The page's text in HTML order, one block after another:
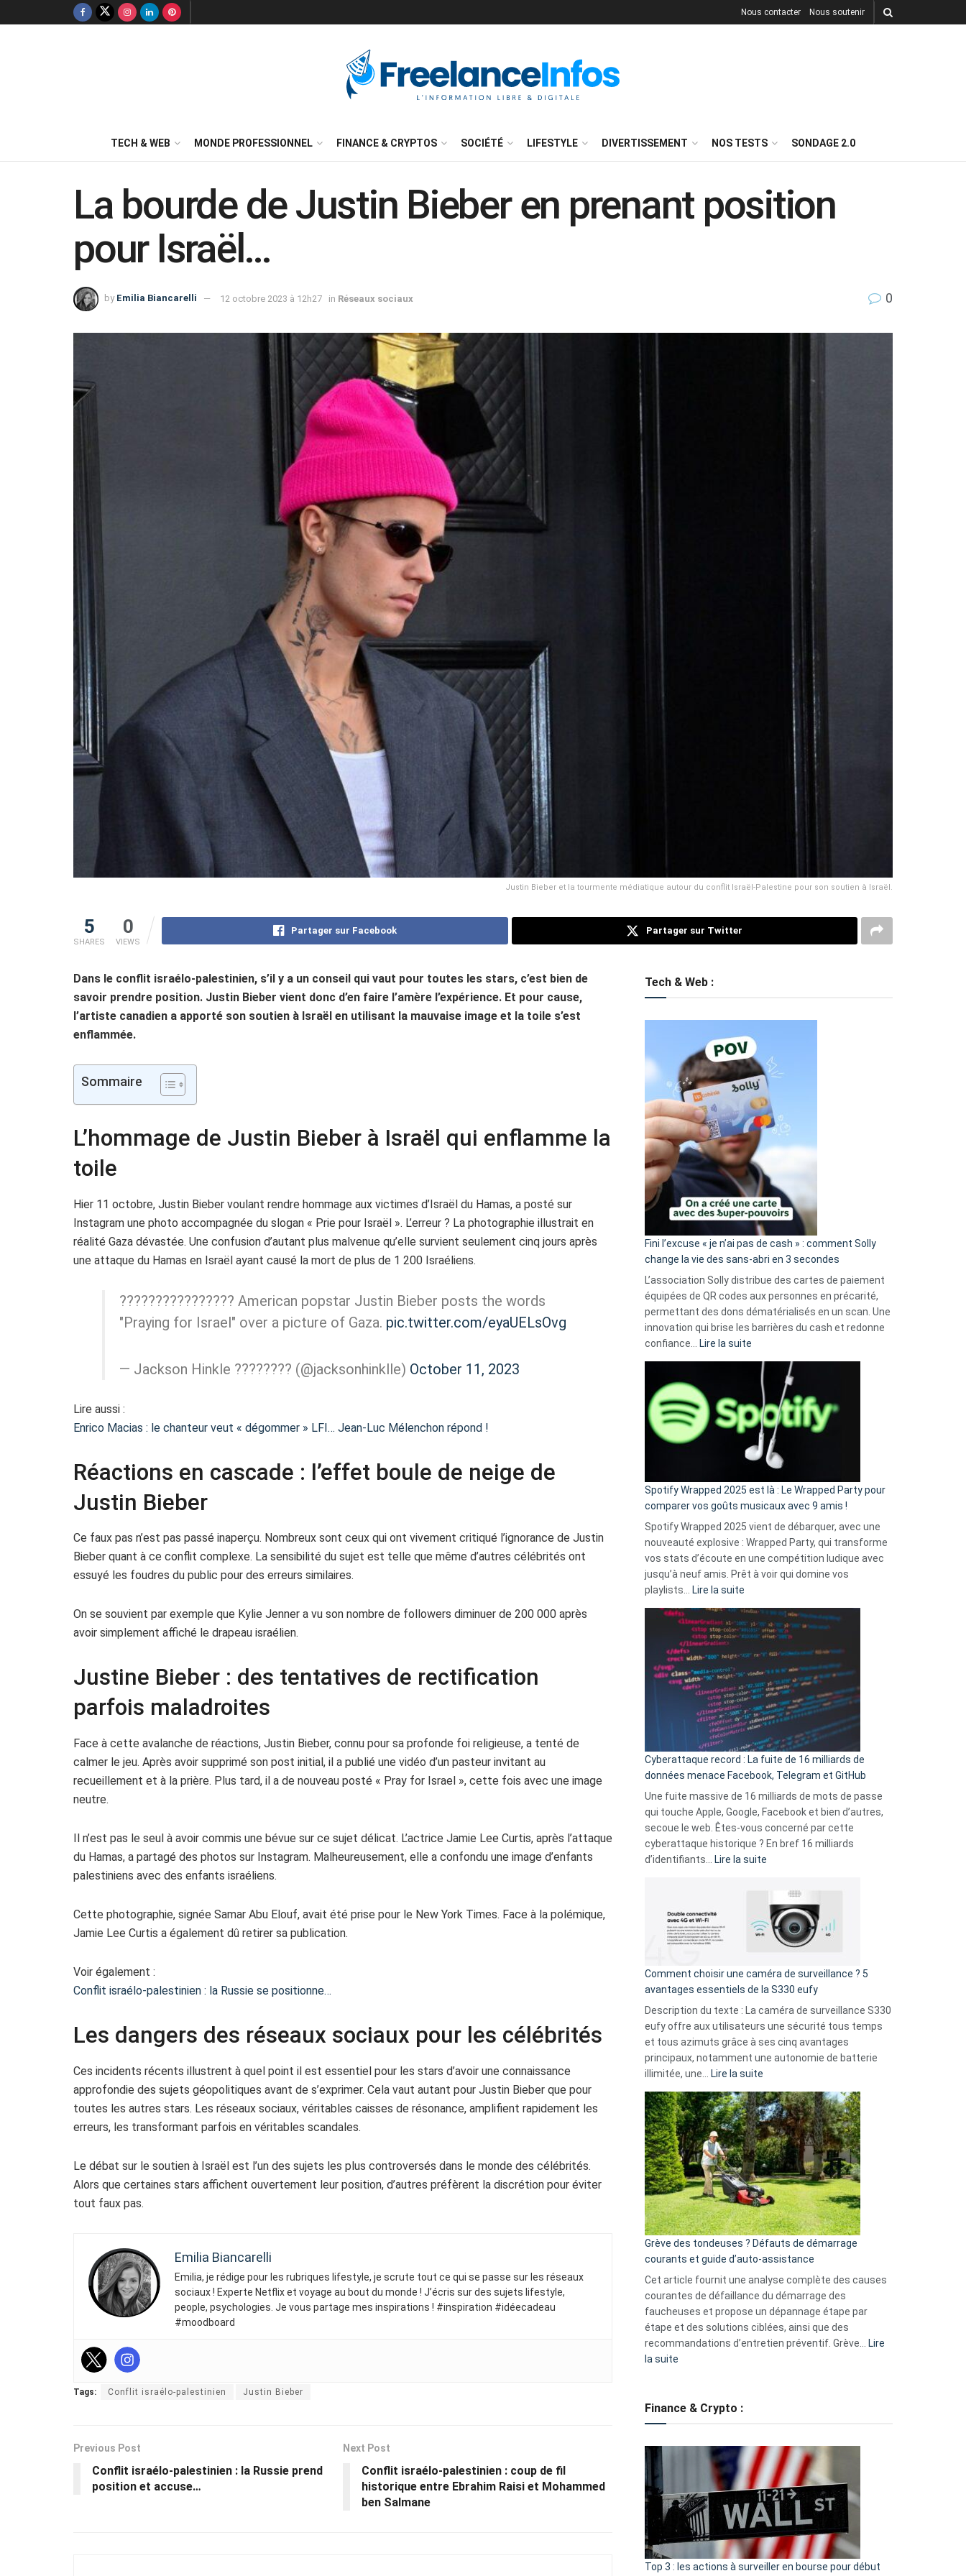
Nous contacter Nous soutenir
TECH & WEB MONDE PROFESSIONNEL FINANCE & CRYPTOS SOCIÉTÉ LIFESTYLE DIVERTISSEMENT NOS TESTS SONDAGE 2.0
La bourde de Justin Bieber en prenant position
pour Israël…
by Emilia Biancarelli 12 octobre 2023 à 12h27 in Réseaux sociaux 0
Justin Bieber et la tourmente médiatique autour du conflit Israël-Palestine pour son soutien à Israël.
5
SHARES
0
VIEWS
Partager sur Facebook Partager sur Twitter
Dans le conflit israélo-palestinien, s’il y a un conseil qui vaut pour toutes les stars, c’est bien de
savoir prendre position. Justin Bieber vient donc d’en faire l’amère l’expérience. Et pour cause,
l’artiste canadien a apporté son soutien à Israël en utilisant la mauvaise image et la toile s’est
enflammée.
Sommaire
L’hommage de Justin Bieber à Israël qui enflamme la
toile
Hier 11 octobre, Justin Bieber voulant rendre hommage aux victimes d’Israël du Hamas, a posté sur
Instagram une photo accompagnée du slogan « Prie pour Israël ». L’erreur ? La photographie illustrait en
réalité Gaza dévastée. Une confusion d’autant plus malvenue qu’elle survient seulement cinq jours après
une attaque du Hamas en Israël ayant causé la mort de plus de 1 200 Israéliens.
???????????????? American popstar Justin Bieber posts the words
"Praying for Israel" over a picture of Gaza. pic.twitter.com/eyaUELsOvg
— Jackson Hinkle ???????? (@jacksonhinklle) October 11, 2023
Lire aussi :
Enrico Macias : le chanteur veut « dégommer » LFI… Jean-Luc Mélenchon répond !
Réactions en cascade : l’effet boule de neige de
Justin Bieber
Ce faux pas n’est pas passé inaperçu. Nombreux sont ceux qui ont vivement critiqué l’ignorance de Justin
Bieber quant à ce conflit complexe. La sensibilité du sujet est telle que même d’autres célébrités ont
essuyé les foudres du public pour des erreurs similaires.
On se souvient par exemple que Kylie Jenner a vu son nombre de followers diminuer de 200 000 après
avoir simplement affiché le drapeau israélien.
Justine Bieber : des tentatives de rectification
parfois maladroites
Face à cette avalanche de réactions, Justin Bieber, connu pour sa profonde foi religieuse, a tenté de
calmer le jeu. Après avoir supprimé son post initial, il a publié une vidéo d’un pasteur invitant au
recueillement et à la prière. Plus tard, il a de nouveau posté « Pray for Israel », cette fois avec une image
neutre.
Il n’est pas le seul à avoir commis une bévue sur ce sujet délicat. L’actrice Jamie Lee Curtis, après l’attaque
du Hamas, a partagé des photos sur Instagram. Malheureusement, elle a confondu une image d’enfants
palestiniens avec des enfants israéliens.
Cette photographie, signée Samar Abu Elouf, avait été prise pour le New York Times. Face à la polémique,
Jamie Lee Curtis a également dû retirer sa publication.
Voir également :
Conflit israélo-palestinien : la Russie se positionne…
Les dangers des réseaux sociaux pour les célébrités
Ces incidents récents illustrent à quel point il est essentiel pour les stars d’avoir une connaissance
approfondie des sujets géopolitiques avant de s’exprimer. Cela vaut autant pour Justin Bieber que pour
toutes les autres stars. Les réseaux sociaux, véritables caisses de résonance, amplifient rapidement les
erreurs, les transformant parfois en véritables scandales.
Le débat sur le soutien à Israël est l’un des sujets les plus controversés dans le monde des célébrités.
Alors que certaines stars affichent ouvertement leur position, d’autres préfèrent la discrétion pour éviter
tout faux pas.
Emilia Biancarelli
Emilia, je rédige pour les rubriques lifestyle, je scrute tout ce qui se passe sur les réseaux
sociaux ! Experte Netflix et voyage au bout du monde ! J’écris sur des sujets lifestyle,
people, psychologies. Je vous partage mes inspirations ! #inspiration #idéecadeau
#moodboard
Tags: Conflit israélo-palestinien Justin Bieber
Previous Post
Conflit israélo-palestinien : la Russie prend
position et accuse…
Next Post
Conflit israélo-palestinien : coup de fil
historique entre Ebrahim Raisi et Mohammed
ben Salmane
Tech & Web :
Fini l’excuse « je n’ai pas de cash » : comment Solly
change la vie des sans-abri en 3 secondes
L’association Solly distribue des cartes de paiement
équipées de QR codes aux personnes en précarité,
permettant des dons dématérialisés en un scan. Une
innovation qui brise les barrières du cash et redonne
confiance… Lire la suite
Fini
l’excuse
je
n’ai
pas
de
cash
»
Solly
change
la
vie
sans-
abri
en
3
secondes
Spotify Wrapped 2025 est là : Le Wrapped Party pour
comparer vos goûts musicaux avec 9 amis !
Spotify Wrapped 2025 vient de débarquer, avec une
nouveauté explosive : Wrapped Party, qui transforme
vos stats d’écoute en une compétition ludique avec
jusqu’à neuf amis. Prêt à voir qui domine vos
playlists… Lire la suite
Spotify
Wrapped
2025
est
:
Le
Wrapped
Party
pour
comparer
vos
goûts
musicaux
avec
9
amis
Cyberattaque record : La fuite de 16 milliards de
données menace Facebook, Telegram et GitHub
Une fuite massive de 16 milliards de mots de passe
qui touche Apple, Google, Facebook et bien d’autres,
secoue le web. Êtes-vous concerné par cette
cyberattaque historique ? En bref 16 milliards
d’identifiants… Lire la suite
record
La
fuite
16
milliards
données
menace
Facebook,
Telegram
GitHub
Comment choisir une caméra de surveillance ? 5
avantages essentiels de la S330 eufy
Description du texte : La caméra de surveillance S330
eufy offre aux utilisateurs une sécurité tous temps
et tous azimuts grâce à ses cinq avantages
principaux, notamment une autonomie de batterie
illimitée, une… Lire la suite
Comment
choisir
une
caméra
de
surveillance
?
5
avantages
essentiels
de
la
S330
eufy
Grève des tondeuses ? Défauts de démarrage
courants et guide d’auto-assistance
Cet article fournit une analyse complète des causes
courantes de défaillance du démarrage des
faucheuses et propose un dépannage étape par
étape et des solutions ciblées, ainsi que des
recommandations d’entretien préventif. Grève… Lire
la suite
tondeuses
démarrage
courants
et
guide
d’auto-
assistance
Finance & Crypto :
Top 3 : les actions à surveiller en bourse pour début